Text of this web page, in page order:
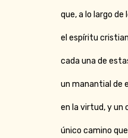
que, a lo largo
el espíritu
cada una de
un manantial de
en la virtud, y un
único camino